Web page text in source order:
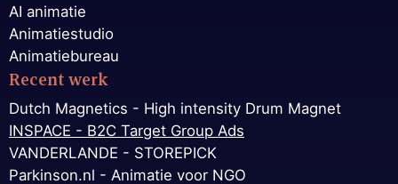
AI animatie
Animatiestudio
Animatiebureau
Recent werk
Dutch Magnetics - High intensity Drum Magnet
INSPACE - B2C Target Group Ads
VANDERLANDE - STOREPICK
Parkinson.nl - Animatie voor NGO